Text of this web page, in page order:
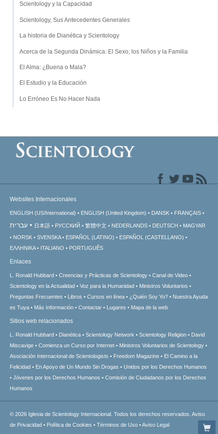
Scientology y la Capacidad
Scientology, Sus Antecedentes Generales
La historia de Dianética y Scientology
Acerca de la Segunda Dinámica: El Sexo, los Niños y la Familia
El Alma: ¿Buena o Mala?
El Estudio y la Educación
Lo Erróneo Es No Hacer Nada
Websites Internacionales
ENGLISH (US/International) ENGLISH (United Kingdom) DANSK FRANÇAIS
עברית 日本語 РУССКИЙ 繁體中文 NEDERLANDS DEUTSCH
MAGYAR
NORSK
SVENSKA ESPAÑOL (LATINO)
ESPAÑOL (CASTELLANO)
ΕΛΛΗΝΙΚA
ITALIANO PORTUGUÊS
Enlaces
L. Ronald Hubbard Creencias y Prácticas de Scientology
Canal de Video
Scientology en la Actualidad
Voz para la Humanidad
Ministros Voluntarios
Preguntas Frecuentes
Libros Cursos en línea ¿Quién Soy Yo?
Nuestra Ayuda
es Tuya
Más Información Contactar Lugares Mapa de la web
Sitios web relacionados
L. Ronald Hubbard Dianética Scientology Network Scientology Religion
David
Miscavige
Comienza un Curso por Internet
Ministros Voluntarios de Scientology
Asociación Internacional de Scientologists
Freedom Magazine
El Camino a la
Felicidad
En Apoyo de Un Mundo Sin Drogas
Unidos por los Derechos Humanos
Jóvenes por los Derechos Humanos
Comisión de Ciudadanos por los Derechos
Humanos
© 2026 Iglesia de Scientology Internacional. Todos los derechos reservados. Aviso
de Privacidad • Política de Cookies • Términos de Uso •Aviso Legal